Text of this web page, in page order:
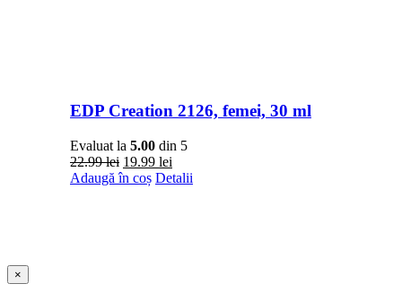
EDP Creation 2126, femei, 30 ml
Evaluat la 5.00din 5
22.99lei Prețul
inițial
19.99 leiPrețul
curent
Adaugă în coș Detalii
Close
product
×